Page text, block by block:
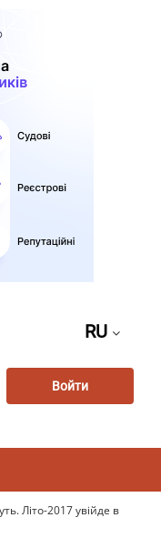
RU
Войти
Літо-2017 увійде в